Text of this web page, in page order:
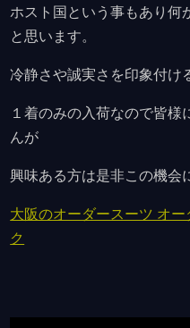
ホスト国という事もあり何
と思います。
冷静さや誠実さを印象付け
１着のみの入荷なので皆
んが
興味ある方は是非この機会
大阪のオーダースーツ オ
ク